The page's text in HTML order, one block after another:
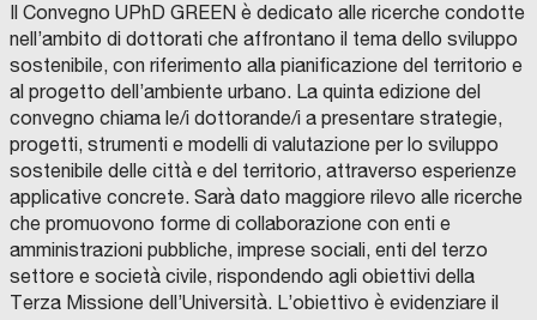
Il Convegno UPhD GREEN è dedicato alle ricerche condotte
nell’ambito di dottorati che affrontano il tema dello sviluppo
sostenibile, con riferimento alla pianificazione del territorio e
al progetto dell’ambiente urbano. La quinta edizione del
convegno chiama le/i dottorande/i a presentare strategie,
progetti, strumenti e modelli di valutazione per lo sviluppo
sostenibile delle città e del territorio, attraverso esperienze
applicative concrete. Sarà dato maggiore rilevo alle ricerche
che promuovono forme di collaborazione con enti e
amministrazioni pubbliche, imprese sociali, enti del terzo
settore e società civile, rispondendo agli obiettivi della
Terza Missione dell’Università. L’obiettivo è evidenziare il